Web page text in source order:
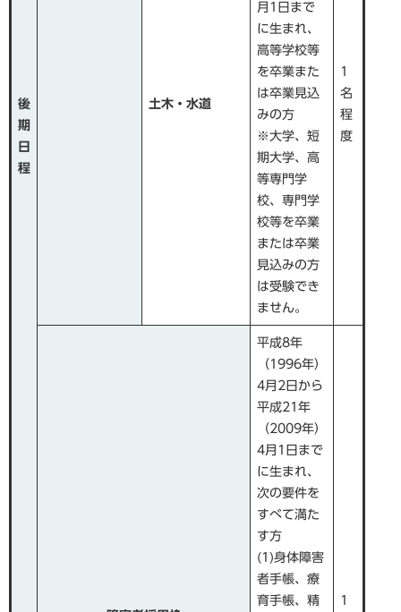
後
期
日
程​
土木・水道
月1日まで
に生まれ、
高等学校等
を卒業また
は卒業見込
みの方
※大学、短
期大学、高
等専門学
校、専門学
校等を卒業
または卒業
見込みの方
は受験でき
ません。
1
名
程
度
平成8年
（1996年）
4月2日から
平成21年
（2009年）
4月1日まで
に生まれ、
次の要件を
すべて満た
す方
(1)身体障害
者手帳、療
育手帳、精
1